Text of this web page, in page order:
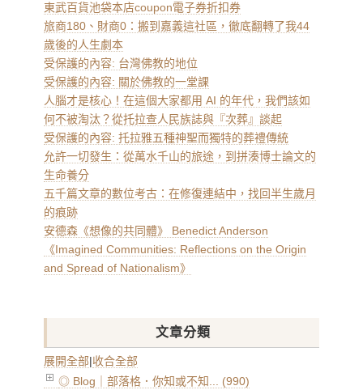
東武百貨池袋本店coupon電子券折扣券
旅商180、財商0：搬到嘉義這社區，徹底翻轉了我44
歲後的人生劇本
受保護的內容: 台灣佛教的地位
受保護的內容: 關於佛教的一堂課
人腦才是核心！在這個大家都用 AI 的年代，我們該如
何不被淘汰？從托拉查人民族誌與『次葬』談起
受保護的內容: 托拉雅五種神聖而獨特的葬禮傳統
允許一切發生：從萬水千山的旅途，到拼湊博士論文的
生命養分
五千篇文章的數位考古：在修復連結中，找回半生歲月
的痕跡
安德森《想像的共同體》 Benedict Anderson
《Imagined Communities: Reflections on the Origin
and Spread of Nationalism》
文章分類
展開全部|收合全部
◎ Blog｜部落格．你知或不知... (990)